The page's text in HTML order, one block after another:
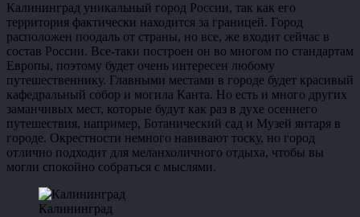
Калининград уникальный город России, так как его
территория фактически находится за границей. Город
расположен поодаль от страны, но все, же входит сейчас в
состав России. Все-таки построен он во многом по стандартам
Европы, поэтому будет очень интересен любому
путешественнику. Главными местами в городе будет красивый
кафедральный собор и могила Канта. Но есть и много других
заманчивых мест, которые будут как раз в духе осеннего
путешествия, например, Ботанический сад и Музей янтаря в
городе. Окрестности немного навивают тоску, но город
отлично подходит для меланхоличного отдыха, чтобы вы
могли спокойно собраться с мыслями.
Калининград